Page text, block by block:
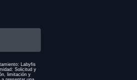
Labyfis
Solicitud y
limitación y